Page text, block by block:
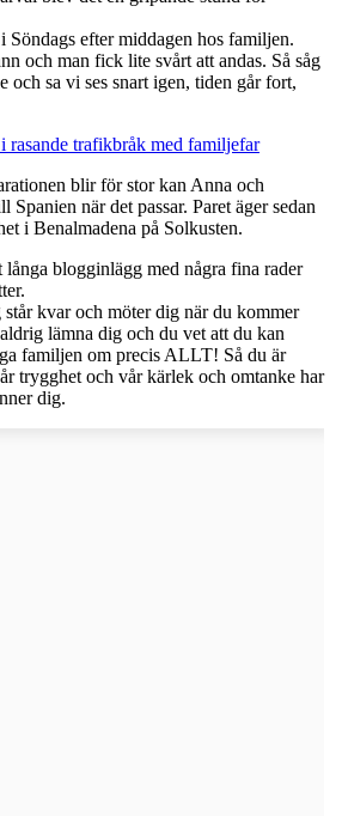
Söndags efter middagen hos familjen.
och man fick lite svårt att andas. Så såg
och sa vi ses snart igen, tiden går fort,
rasande trafikbråk med familjefar
blir för stor kan Anna och
när det passar. Paret äger sedan
i Benalmadena på Solkusten.
blogginlägg med några fina rader
kvar och möter dig när du kommer
lämna dig och du vet att du kan
familjen om precis ALLT! Så du är
trygghet och vår kärlek och omtanke har
dig.